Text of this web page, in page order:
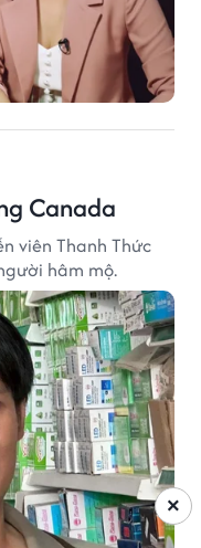
Canada
viên Thanh Thức
hâm mộ.
×